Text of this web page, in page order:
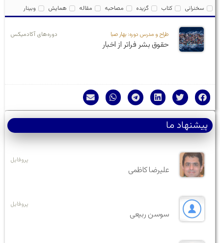
سخنرانی
کتاب گزیده مصاحبه مقاله همایش وبینار
طراح و مدرس دوره: بهار صبا دوره‌های آکادمیکس
حقوق بشر فراتر از اخبار
پیشنهاد ما
پروفایل
علیرضا کاظمی
پروفایل
سوسن ربیعی